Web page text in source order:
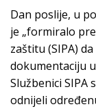
Dan poslije, u
je „formiralo
zaštitu (SIPA)
dokumentaciju
Službenici SIPA
odnijeli